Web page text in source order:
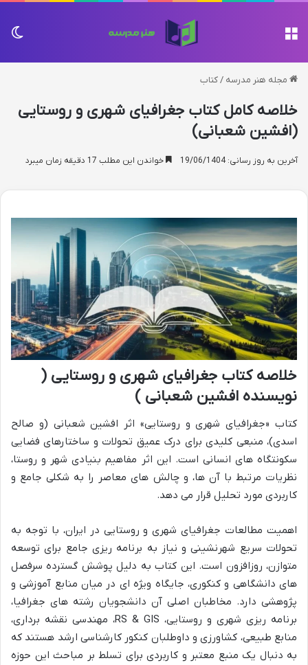
مجله هنر مدرسه /کتاب
خلاصه کامل کتاب جغرافیای شهری و روستایی
(افشین شعبانی)
آخرین به روز رسانی: 19/06/1404 خواندن این مطلب 17 دقیقه زمان میبرد
خلاصه کتاب جغرافیای شهری و روستایی (
نویسنده افشین شعبانی )
کتاب «جغرافیای شهری و روستایی» اثر افشین شعبانی (و صالح
اسدی)، منبعی کلیدی برای درک عمیق تحولات و ساختارهای فضایی
سکونتگاه های انسانی است. این اثر مفاهیم بنیادی شهر و روستا،
نظریات مرتبط با آن ها، و چالش های معاصر را به شکلی جامع و
کاربردی مورد تحلیل قرار می دهد.
اهمیت مطالعات جغرافیای شهری و روستایی در ایران، با توجه به
تحولات سریع شهرنشینی و نیاز به برنامه ریزی جامع برای توسعه
متوازن، روزافزون است. این کتاب به دلیل پوشش گسترده سرفصل
های دانشگاهی و کنکوری، جایگاه ویژه ای در میان منابع آموزشی و
پژوهشی دارد. مخاطبان اصلی آن دانشجویان رشته های جغرافیا،
برنامه ریزی شهری و روستایی، RS & GIS، مهندسی نقشه برداری،
منابع طبیعی، کشاورزی و داوطلبان کنکور کارشناسی ارشد هستند که
به دنبال یک منبع معتبر و کاربردی برای تسلط بر مباحث این حوزه